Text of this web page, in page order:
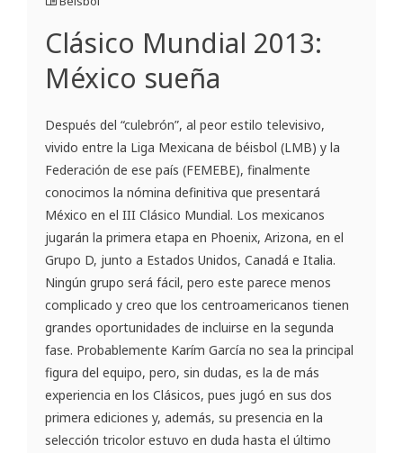
Clásico Mundial 2013:
México sueña
Después del “culebrón”, al peor estilo televisivo,
vivido entre la Liga Mexicana de béisbol (LMB) y la
Federación de ese país (FEMEBE), finalmente
conocimos la nómina definitiva que presentará
México en el III Clásico Mundial. Los mexicanos
jugarán la primera etapa en Phoenix, Arizona, en el
Grupo D, junto a Estados Unidos, Canadá e Italia.
Ningún grupo será fácil, pero este parece menos
complicado y creo que los centroamericanos tienen
grandes oportunidades de incluirse en la segunda
fase. Probablemente Karím García no sea la principal
figura del equipo, pero, sin dudas, es la de más
experiencia en los Clásicos, pues jugó en sus dos
primera ediciones y, además, su presencia en la
selección tricolor estuvo en duda hasta el último